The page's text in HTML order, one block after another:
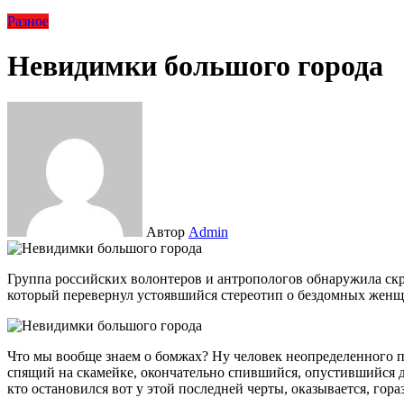
Разное
Невидимки большого города
Автор Admin
Группа российских волонтеров и антропологов обнаружила скрытый от глаз социальный пласт жителей мегаполиса,
который перевернул устоявшийся стереотип о бездомных
Что мы вообще знаем о бомжах? Ну человек неопределенного
спящий на скамейке, окончательно спившийся,
кто остановился вот у этой последней черты, оказывается,